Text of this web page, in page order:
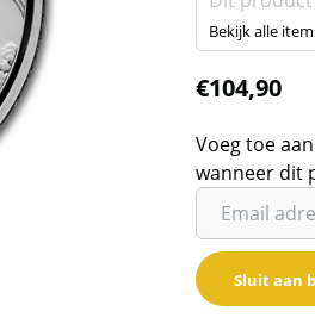
Bekijk alle
€104,90
Voeg toe
wanneer dit
Vul
je
email
adresSluit aan